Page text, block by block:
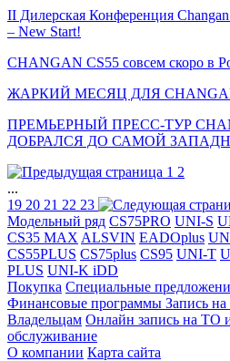
II Дилерская Конференция
– New Start!
CHANGAN CS55 совсем скоро в
ЖАРКИЙ МЕСЯЦ ДЛЯ
ПРЕМЬЕРНЫЙ ПРЕСС-ТУР
ДОБРАЛСЯ ДО САМОЙ
1 2
...
19 20 21 22 23
Модельный ряд CS75PRO UNI-S
CS35 MAX ALSVIN EADOplus
CS55PLUS CS75plus CS95 UNI-T
PLUS UNI-K iDD
Покупка Специальные
Финансовые программы Запись на
Владельцам Онлайн запись на ТО
обслуживание
О компании Карта сайта